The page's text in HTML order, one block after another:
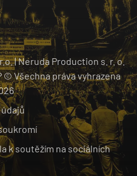
|Neruda Production s. r. o.
© Všechna práva vyhrazena
k soutěžím na sociálních